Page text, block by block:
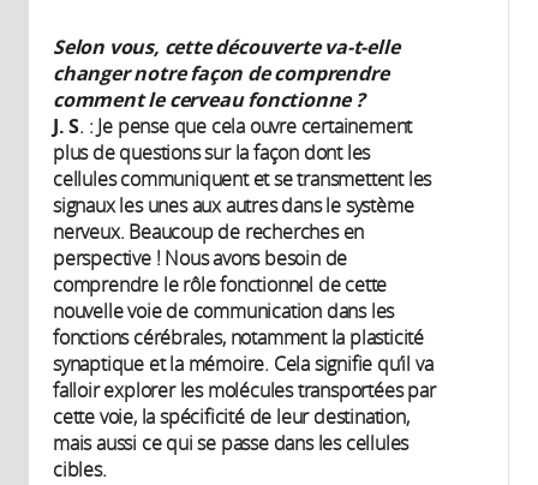
Selon vous, cette découverte va-t-elle
changer notre façon de comprendre
comment le cerveau fonctionne ?
J. S. : Je pense que cela ouvre certainement
plus de questions sur la façon dont les
cellules communiquent et se transmettent les
signaux les unes aux autres dans le système
nerveux. Beaucoup de recherches en
perspective ! Nous avons besoin de
comprendre le rôle fonctionnel de cette
nouvelle voie de communication dans les
fonctions cérébrales, notamment la plasticité
synaptique et la mémoire. Cela signifie qu’il va
falloir explorer les molécules transportées par
cette voie, la spécificité de leur destination,
mais aussi ce qui se passe dans les cellules
cibles.